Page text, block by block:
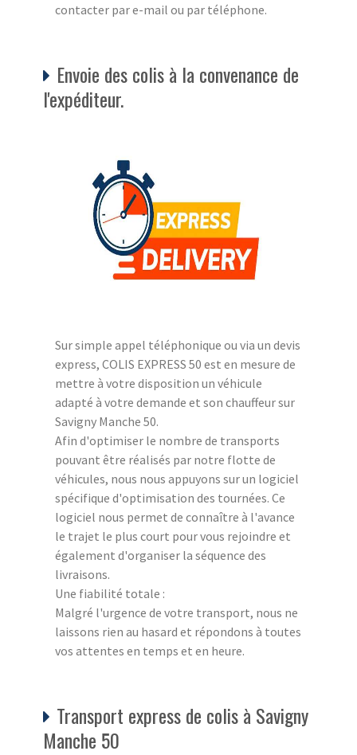
contacter par e-mail ou par téléphone.
Envoie des colis à la convenance de
l'expéditeur.
Sur simple appel téléphonique ou via un devis
express, COLIS EXPRESS 50 est en mesure de
mettre à votre disposition un véhicule
adapté à votre demande et son chauffeur sur
Savigny Manche 50.
Afin d'optimiser le nombre de transports
pouvant être réalisés par notre flotte de
véhicules, nous nous appuyons sur un logiciel
spécifique d'optimisation des tournées. Ce
logiciel nous permet de connaître à l'avance
le trajet le plus court pour vous rejoindre et
également d'organiser la séquence des
livraisons.
Une fiabilité totale :
Malgré l'urgence de votre transport, nous ne
laissons rien au hasard et répondons à toutes
vos attentes en temps et en heure.
Transport express de colis à Savigny
Manche 50